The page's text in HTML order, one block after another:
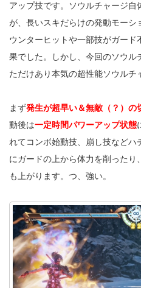
アップ技です。ソウルチャージ自
が、長いスキだらけの発動モーシ
ウンターヒットや一部技がガー
果でした。しかし、今回のソウル
ただけあり本気の超性能ソウルチ
まず発生が超早い＆無敵（？）の
動後は一定時間パワーアップ状態
れてコンボ始動技、崩し技などハ
にガードの上から体力を削った
も上がります。つ、強い。